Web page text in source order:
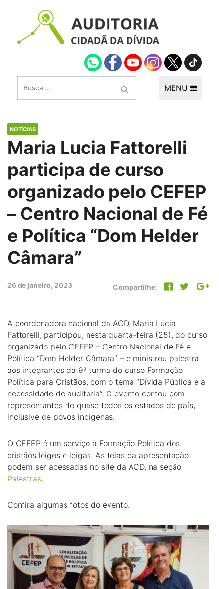
MENU
NOTÍCIAS
Maria Lucia Fattorelli
participa de curso
organizado pelo CEFEP
– Centro Nacional de Fé
e Política “Dom Helder
Câmara”
26 de janeiro, 2023 Compartilhe:
A coordenadora nacional da ACD, Maria Lucia
Fattorelli, participou, nesta quarta-feira (25), do curso
organizado pelo CEFEP – Centro Nacional de Fé e
Política “Dom Helder Câmara” – e ministrou palestra
aos integrantes da 9ª turma do curso Formação
Política para Cristãos, com o tema “Dívida Pública e a
necessidade de auditoria”. O evento contou com
representantes de quase todos os estados do país,
inclusive de povos indígenas.
O CEFEP é um serviço à Formação Política dos
cristãos leigos e leigas. As telas da apresentação
podem ser acessadas no site da ACD, na seção
Palestras.
Confira algumas fotos do evento.